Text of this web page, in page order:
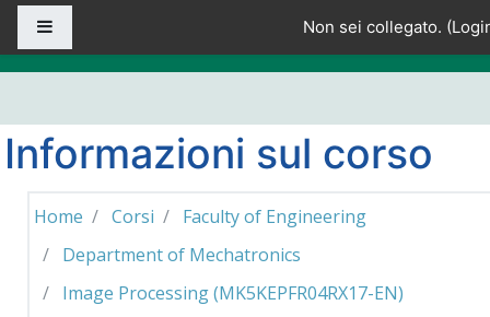
Vai al contenuto principale
Non sei collegato. (
Informazioni sul corso
Home Corsi
Faculty of Engineering
Department of Mechatronics
Image Processing (MK5KEPFR04RX17-EN)